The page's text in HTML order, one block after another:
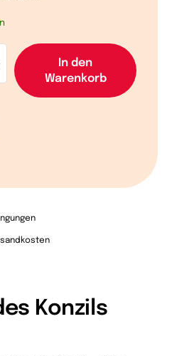
In den
Warenkorb
Konzils